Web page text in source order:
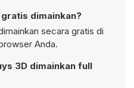
dimainkan?
secara gratis di
Anda.
3D dimainkan full